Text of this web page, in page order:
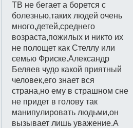
ТВ не бегает а борется с
болезнью,таких людей очень
много,детей,среднего
возраста,пожилых и никто их
не полощет как Стеллу или
семью Фриске.Александр
Беляев чудо какой приятный
человек,его знает вся
страна,но ему в страшном сне
не придет в голову так
манипулировать людьми,он
вызывает лишь уважение.А